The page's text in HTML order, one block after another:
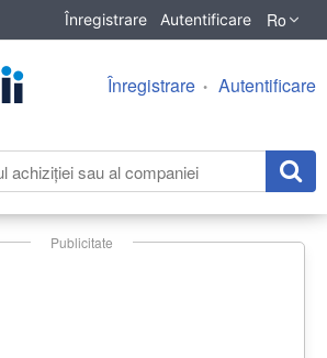
Înregistrare Autentificare Ro
Înregistrare Autentificare
Publicitate